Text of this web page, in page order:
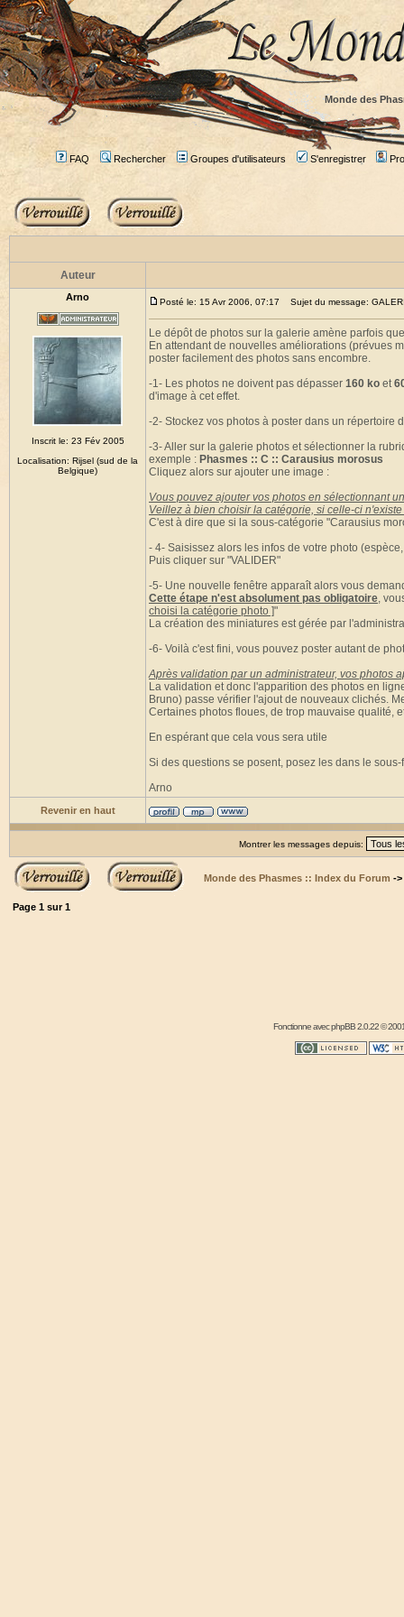
Monde des
FAQ Rechercher Groupes d'utilisateurs S'enregistrer
Auteur
Arno
Inscrit le: 23 Fév 2005
Localisation: Rijsel (sud de la
Belgique)
Posté le: 15 Avr 2006, 07:17 Sujet du message:
Le dépôt de photos sur la galerie amène parfois
En attendant de nouvelles améliorations (prévues
poster facilement des photos sans encombre.
-1- Les photos ne doivent pas dépasser 160 ko et
d'image à cet effet.
-2- Stockez vos photos à poster dans un répertoire
-3- Aller sur la galerie photos et sélectionner la
exemple : Phasmes :: C :: Carausius morosus
Cliquez alors sur ajouter une image :
Vous pouvez ajouter vos photos en sélectionnant
Veillez à bien choisir la catégorie, si celle-ci
C'est à dire que si la sous-catégorie "Carausius
- 4- Saisissez alors les infos de votre photo
Puis cliquer sur "VALIDER"
-5- Une nouvelle fenêtre apparaît alors vous
Cette étape n'est absolument pas obligatoire,
choisi la catégorie photo ]"
La création des miniatures est gérée par
-6- Voilà c'est fini, vous pouvez poster autant de
Après validation par un administrateur, vos photos
La validation et donc l'apparition des photos en
Bruno) passe vérifier l'ajout de nouveaux clichés.
Certaines photos floues, de trop mauvaise qualité,
En espérant que cela vous sera utile
Si des questions se posent, posez les dans le sous-
Arno
Revenir en haut
Montrer les messages depuis:
Monde des Phasmes :: Index du Forum ->
Page 1 sur1
Fonctionne avecphpBB2.0.22 ©